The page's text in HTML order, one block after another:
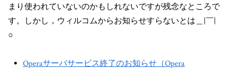
まり使われていないのかもしれないですが残念なところで
す。しかし，ウィルコムからお知らせすらないとは＿|￣|
○
Operaサーバサービス終了のお知らせ（Opera